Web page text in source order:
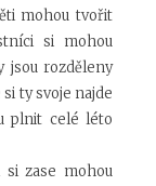
mohou tvořit
si mohou
jsou rozděleny
ty svoje najde
plnit celé léto
zase mohou